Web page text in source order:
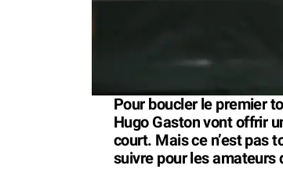
Pour boucler le premier
Hugo Gaston vont offrir
court. Mais ce n’est pas
suivre pour les amateurs